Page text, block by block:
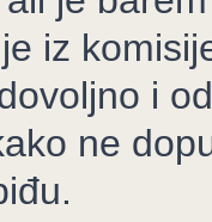
iz
i
ne